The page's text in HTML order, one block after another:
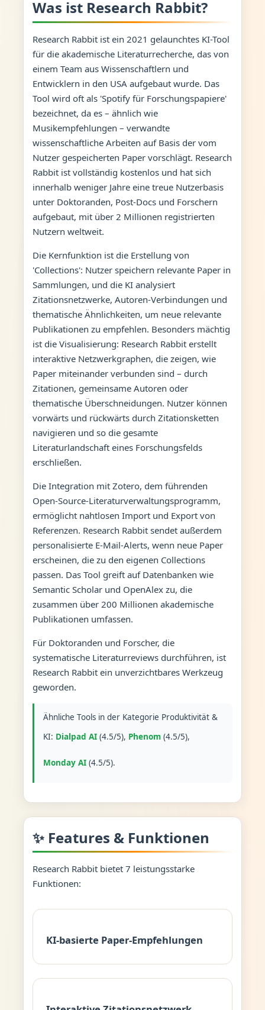
Was ist Research Rabbit?
Research Rabbit ist ein 2021 gelaunchtes KI-Tool
für die akademische Literaturrecherche, das von
einem Team aus Wissenschaftlern und
Entwicklern in den USA aufgebaut wurde. Das
Tool wird oft als 'Spotify für Forschungspapiere'
bezeichnet, da es – ähnlich wie
Musikempfehlungen – verwandte
wissenschaftliche Arbeiten auf Basis der vom
Nutzer gespeicherten Paper vorschlägt. Research
Rabbit ist vollständig kostenlos und hat sich
innerhalb weniger Jahre eine treue Nutzerbasis
unter Doktoranden, Post-Docs und Forschern
aufgebaut, mit über 2 Millionen registrierten
Nutzern weltweit.
Die Kernfunktion ist die Erstellung von
'Collections': Nutzer speichern relevante Paper in
Sammlungen, und die KI analysiert
Zitationsnetzwerke, Autoren-Verbindungen und
thematische Ähnlichkeiten, um neue relevante
Publikationen zu empfehlen. Besonders mächtig
ist die Visualisierung: Research Rabbit erstellt
interaktive Netzwerkgraphen, die zeigen, wie
Paper miteinander verbunden sind – durch
Zitationen, gemeinsame Autoren oder
thematische Überschneidungen. Nutzer können
vorwärts und rückwärts durch Zitationsketten
navigieren und so die gesamte
Literaturlandschaft eines Forschungsfelds
erschließen.
Die Integration mit Zotero, dem führenden
Open-Source-Literaturverwaltungsprogramm,
ermöglicht nahtlosen Import und Export von
Referenzen. Research Rabbit sendet außerdem
personalisierte E-Mail-Alerts, wenn neue Paper
erscheinen, die zu den eigenen Collections
passen. Das Tool greift auf Datenbanken wie
Semantic Scholar und OpenAlex zu, die
zusammen über 200 Millionen akademische
Publikationen umfassen.
Für Doktoranden und Forscher, die
systematische Literaturreviews durchführen, ist
Research Rabbit ein unverzichtbares Werkzeug
geworden.
Ähnliche Tools in der Kategorie Produktivität &
KI: Dialpad AI(4.5/5), Phenom(4.5/5),
Monday AI(4.5/5).
✨ Features & Funktionen
Research Rabbit bietet 7 leistungsstarke
Funktionen:
KI-basierte Paper-Empfehlungen